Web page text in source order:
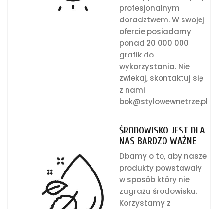
profesjonalnym
doradztwem. W swojej
ofercie posiadamy
ponad 20 000 000
grafik do
wykorzystania. Nie
zwlekaj, skontaktuj się
z nami
bok@stylowewnetrze.pl
ŚRODOWISKO JEST DLA
NAS BARDZO WAŻNE
Dbamy o to, aby nasze
produkty powstawały
w sposób który nie
zagraża środowisku.
Korzystamy z